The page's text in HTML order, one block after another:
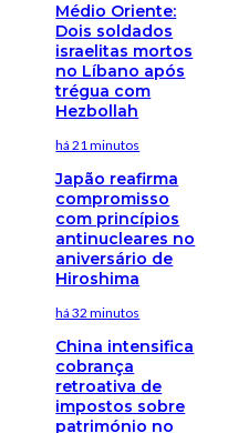
Médio Oriente:
Dois soldados
israelitas mortos
no Líbano após
trégua com
Hezbollah
há 21 minutos
Japão reafirma
compromisso
com princípios
antinucleares no
aniversário de
Hiroshima
há 32 minutos
China intensifica
cobrança
retroativa de
impostos sobre
património no